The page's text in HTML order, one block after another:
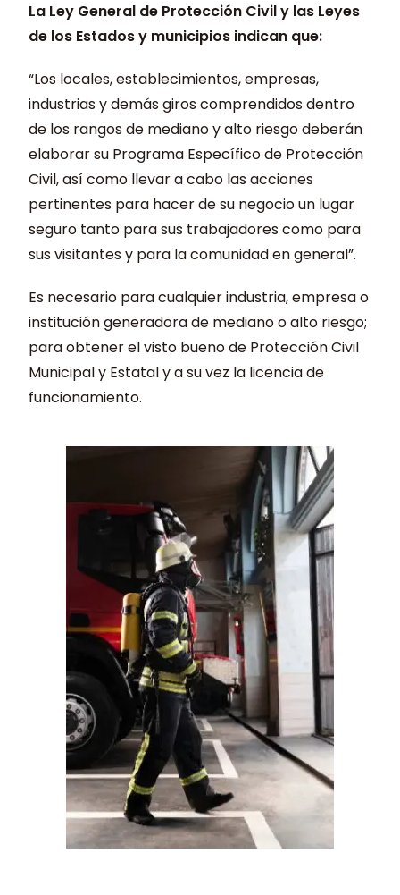
La Ley General de Protección Civil y las Leyes
de los Estados y municipios indican que:
“Los locales, establecimientos, empresas,
industrias y demás giros comprendidos dentro
de los rangos de mediano y alto riesgo deberán
elaborar su Programa Específico de Protección
Civil, así como llevar a cabo las acciones
pertinentes para hacer de su negocio un lugar
seguro tanto para sus trabajadores como para
sus visitantes y para la comunidad en general”.
Es necesario para cualquier industria, empresa o
institución generadora de mediano o alto riesgo;
para obtener el visto bueno de Protección Civil
Municipal y Estatal y a su vez la licencia de
funcionamiento.